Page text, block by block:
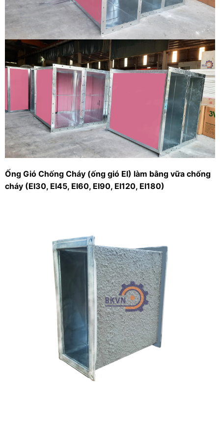
Ống Gió Chống Cháy (ống gió EI) làm bằng vữa chống
cháy (EI30, EI45, EI60, EI90, EI120, EI180)